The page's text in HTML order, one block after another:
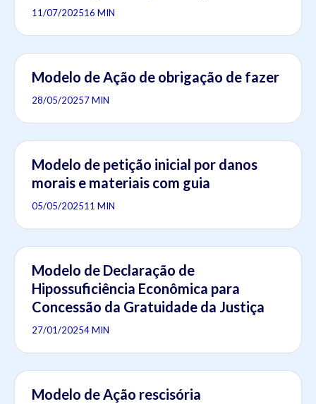
11/07/202516 MIN
Modelo de Ação de obrigação de fazer
28/05/20257 MIN
Modelo de petição inicial por danos
morais e materiais com guia
05/05/202511 MIN
Modelo de Declaração de
Hipossuficiência Econômica para
Concessão da Gratuidade da Justiça
27/01/20254 MIN
Modelo de Ação rescisória